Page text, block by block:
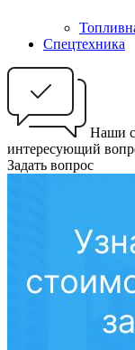
Спецтехника
Наши
интересующий
Задать вопрос